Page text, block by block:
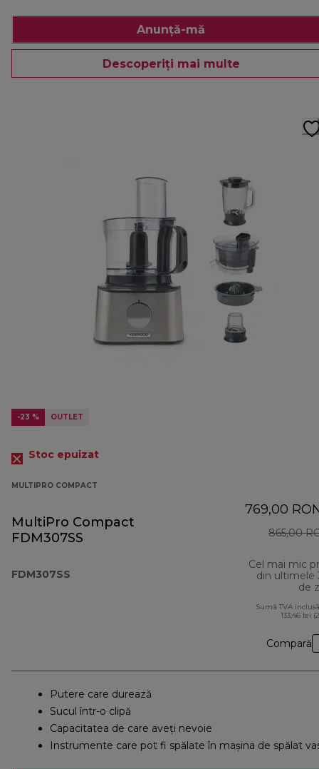
Anunță-mă
Descoperiți mai multe
-23 % OUTLET
Stoc epuizat
MULTIPRO COMPACT
MultiPro Compact
FDM307SS
FDM307SS
769,00
865,00
Cel mai mic
din ultimele
de
Sumă TVA
133,46 lei
Compară
Putere care durează
Sucul într-o clipă
Capacitatea de care aveți nevoie
Instrumente care pot fi spălate în maşina de spălat